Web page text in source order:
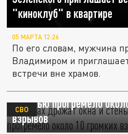
"киноклуб" в квартире
05 МАРТА 12:26
По его словам, мужчина
Владимиром и
встречи вне храмов.
В домах дрожат окна и
Рязанью прогремело
взрывов
СВО